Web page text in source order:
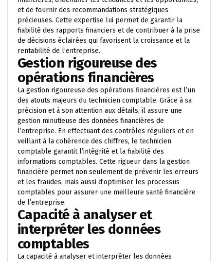
et de fournir des recommandations stratégiques
précieuses. Cette expertise lui permet de garantir la
fiabilité des rapports financiers et de contribuer à la prise
de décisions éclairées qui favorisent la croissance et la
rentabilité de l’entreprise.
Gestion rigoureuse des
opérations financières
La gestion rigoureuse des opérations financières est l’un
des atouts majeurs du technicien comptable. Grâce à sa
précision et à son attention aux détails, il assure une
gestion minutieuse des données financières de
l’entreprise. En effectuant des contrôles réguliers et en
veillant à la cohérence des chiffres, le technicien
comptable garantit l’intégrité et la fiabilité des
informations comptables. Cette rigueur dans la gestion
financière permet non seulement de prévenir les erreurs
et les fraudes, mais aussi d’optimiser les processus
comptables pour assurer une meilleure santé financière
de l’entreprise.
Capacité à analyser et
interpréter les données
comptables
La capacité à analyser et interpréter les données